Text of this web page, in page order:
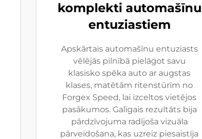
komplekti automašīnu
entuziastiem
Apskārtais automašīnu entuziasts
vēlējās pilnībā pielāgot savu
klasisko spēka auto ar augstas
klases, matētām ritenstūrīm no
Forgex Speed, lai izceltos vietējos
pasākumos. Galīgais rezultāts bija
pārdzīvojuma radījoša vizuāla
pārveidošana, kas uzreiz piesaistīja